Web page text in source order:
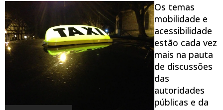
Os temas
mobilidade e
acessibilidade
estão cada vez
mais na pauta
de discussões
das
autoridades
públicas e da